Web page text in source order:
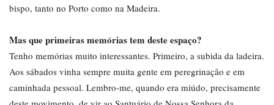
bispo, tanto no Porto como na Madeira.
Mas que primeiras memórias tem deste espaço?
Tenho memórias muito interessantes. Primeiro, a subida da ladeira.
Aos sábados vinha sempre muita gente em peregrinação e em
caminhada pessoal. Lembro-me, quando era miúdo, precisamente